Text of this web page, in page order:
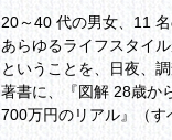
500万円という基準
愛だけで結婚してはい
28歳は別れ時
女性が考える「理想の
あたし、経済力がない
20～40 代の男女、11
あらゆるライフスタイ
ということを、日夜、
著書に、『図解 28歳か
700万円のリアル』（す